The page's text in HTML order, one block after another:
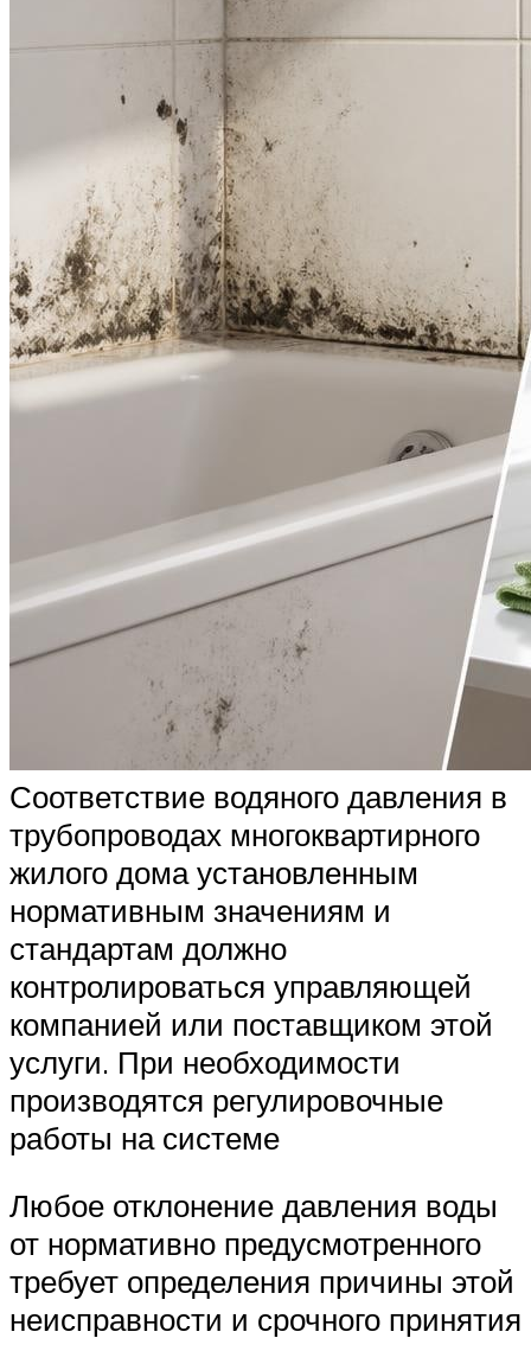
Соответствие водяного давления в
трубопроводах многоквартирного
жилого дома установленным
нормативным значениям и
стандартам должно
контролироваться управляющей
компанией или поставщиком этой
услуги. При необходимости
производятся регулировочные
работы на системе
Любое отклонение давления воды
от нормативно предусмотренного
требует определения причины этой
неисправности и срочного принятия